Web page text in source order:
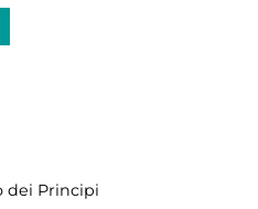
dei Principi